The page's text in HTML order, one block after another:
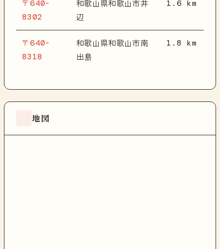
〒640-
8302
和歌山県和歌山市井
辺
1.6 km
〒640-
8318
和歌山県和歌山市南
出島
1.8 km
地図